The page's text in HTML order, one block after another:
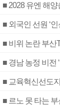
■ 2028 유엔 해양
■ 외국인 선원 ‘
■ 비위 논란 부산
■ 경남 농정 비전
■ 교육혁신선도
■ 르노 못 타는